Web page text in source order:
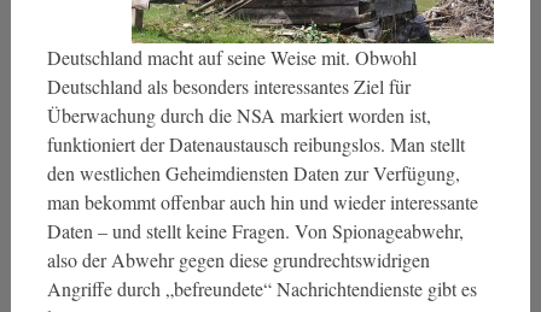
Deutschland macht auf seine Weise mit. Obwohl
Deutschland als besonders interessantes Ziel für
Überwachung durch die NSA markiert worden ist,
funktioniert der Datenaustausch reibungslos. Man stellt
den westlichen Geheimdiensten Daten zur Verfügung,
man bekommt offenbar auch hin und wieder interessante
Daten – und stellt keine Fragen. Von Spionageabwehr,
also der Abwehr gegen diese grundrechtswidrigen
Angriffe durch „befreundete“ Nachrichtendienste gibt es